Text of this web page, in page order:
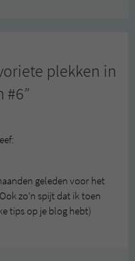
plekken in
#6”
geleden voor het
zo’n spijt dat ik toen
tips op je blog hebt)